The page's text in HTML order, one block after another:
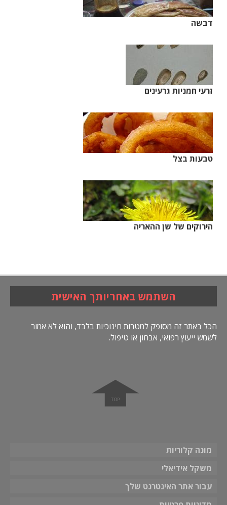
דבשה
זרעי חמניות גרעינים
טבעות בצל
הירוקים של שן ההאריה
השתמש באחריותך האישית
הכל באתר זה מסופק למטרות חינוכיות בלבד, והוא לא אמור
לשמש ייעוץ רפואי, אבחון או טיפול.
➧
מונה קלוריות
משקל אידיאלי
עבור אתר האינטרנט שלך